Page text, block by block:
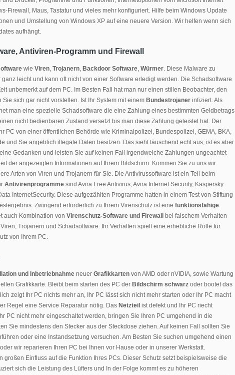
Firewall, Maus, Tastatur und vieles mehr konfiguriert. Hilfe beim Windows Update
und Umstellung von Windows XP auf eine neuere Version. Wir helfen wenn sich
aufhängt.
Antiviren-Programm und Firewall
wie Viren, Trojanern, Backdoor Software, Würmer. Diese Malware zu
leicht und kann oft nicht von einer Software erledigt werden. Die Schadsoftware
unbemerkt auf dem PC. Im Besten Fall hat man nur einen stillen Beobachter, den
sich gar nicht vorstellen. Ist Ihr System mit einem Bundestrojaner infiziert. Als
man eine spezielle Schadsoftware die eine Zahlung eines bestimmten Geldbetrags
nicht bedienbaren Zustand versetzt bis man diese Zahlung geleistet hat. Der
PC von einer öffentlichen Behörde wie Kriminalpolizei, Bundespolizei, GEMA, BKA,
und Sie angeblich illegale Daten besitzen. Das sieht täuschend echt aus, ist es aber
Gedanken und leisten Sie auf keinen Fall irgendwelche Zahlungen ungeachtet
der angezeigten Informationen auf Ihrem Bildschirm. Kommen Sie zu uns wir
Arten von Viren und Trojanern für Sie. Die Antivirussoftware ist ein Teil beim
Antivirenprogramme sind Avira Free Antivirus, Avira Internet Security, Kaspersky
InternetSecurity. Diese aufgezählten Programme hatten in einem Test von Stiftung
Zwingend erforderlich zu Ihrem Virenschutz ist eine funktionsfähige
auch Kombination von Virenschutz-Software und Firewall
bei falschem Verhalten
Trojanern und Schadsoftware. Ihr Verhalten spielt eine erhebliche Rolle für
von Ihrem PC.
und Inbetriebnahme neuer Grafikkarten von AMD oder nVIDIA, sowie Wartung
Grafikkarte. Bleibt beim starten des PC der Bildschirm schwarz oder bootet das
zeigt Ihr PC nichts mehr an, Ihr PC lässt sich nicht mehr starten oder Ihr PC macht
Regel eine Service Reparatur nötig. Das Netzteil ist defekt und Ihr PC riecht
PC nicht mehr eingeschaltet werden, bringen Sie Ihren PC umgehend in die
Sie mindestens den Stecker aus der Steckdose ziehen. Auf keinen Fall sollten Sie
oder eine Instandsetzung versuchen. Am Besten Sie suchen umgehend einen
wir reparieren Ihren PC bei Ihnen vor Hause oder in unserer Werkstatt.
großen Einfluss auf die Funktion Ihres PCs. Dieser Schutz setzt beispielsweise die
sich die Leistung des Lüfters und In der Folge kommt es zu höheren